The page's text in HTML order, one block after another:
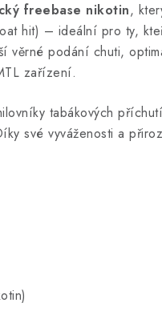
freebase nikotin,
hit) – ideální pro ty,
věrné podání chuti,
zařízení.
tabákových
své vyváženosti a